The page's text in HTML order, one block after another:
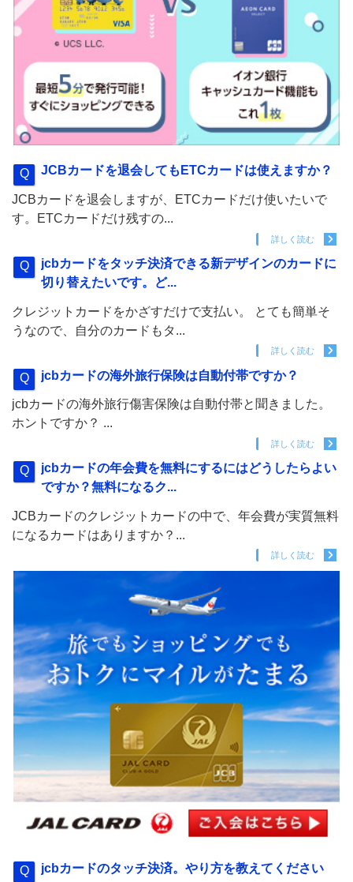
JCBカードを退会してもETCカードは使えますか？
JCBカードを退会しますが、ETCカードだけ使いたいで
す。ETCカードだけ残すの...
詳しく読む
jcbカードをタッチ決済できる新デザインのカードに
切り替えたいです。ど...
クレジットカードをかざすだけで支払い。 とても簡単そ
うなので、自分のカードもタ...
詳しく読む
jcbカードの海外旅行保険は自動付帯ですか？
jcbカードの海外旅行傷害保険は自動付帯と聞きました。
ホントですか？ ...
詳しく読む
jcbカードの年会費を無料にするにはどうしたらよい
ですか？無料になるク...
JCBカードのクレジットカードの中で、年会費が実質無料
になるカードはありますか？...
詳しく読む
jcbカードのタッチ決済。やり方を教えてください